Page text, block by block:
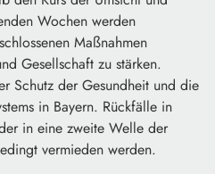
Wochen werden
Maßnahmen
Gesellschaft zu stärken.
Schutz der Gesundheit und die
in Bayern. Rückfälle in
in eine zweite Welle der
vermieden werden.